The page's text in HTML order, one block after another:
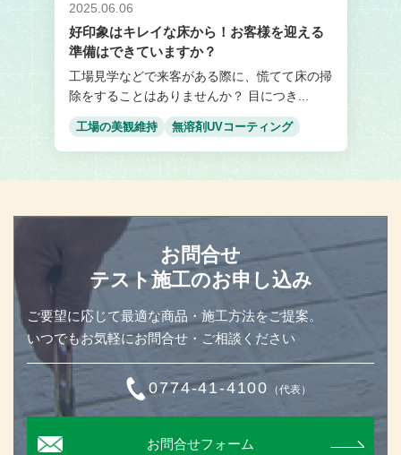
2025.06.06
好印象はキレイな床から！お客様を迎える
準備はできていますか？
工場見学などで来客がある際に、慌てて床の掃
除をすることはありませんか？ 目につき...
工場の美観維持 無溶剤UVコーティング
お問合せ
テスト施工のお申し込み
ご要望に応じて最適な商品・施工方法をご提案。
いつでもお気軽にお問合せ・ご相談ください
0774-41-4100 （代表）
お問合せフォーム